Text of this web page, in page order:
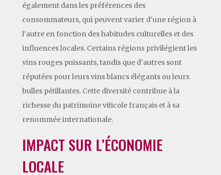
également dans les préférences des
consommateurs, qui peuvent varier d’une région à
l’autre en fonction des habitudes culturelles et des
influences locales. Certains régions privilégient les
vins rouges puissants, tandis que d’autres sont
réputées pour leurs vins blancs élégants ou leurs
bulles pétillantes. Cette diversité contribue à la
richesse du patrimoine viticole français et à sa
renommée internationale.
IMPACT SUR L’ÉCONOMIE
LOCALE